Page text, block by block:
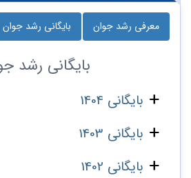
معرفی رشد جوان بایگانی رشد جوان
بایگانی رشد
بایگانی 1404
بایگانی 1403
بایگانی 1402